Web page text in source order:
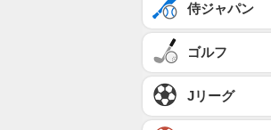
侍ジャパン
ゴルフ
Jリーグ